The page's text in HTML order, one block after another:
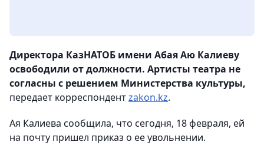
Директора КазНАТОБ имени Абая Аю Калиеву
освободили от должности. Артисты театра не
согласны с решением Министерства культуры,
передает корреспондентzakon.kz.
Ая Калиева сообщила, что сегодня, 18 февраля, ей
на почту пришел приказ о ее увольнении.